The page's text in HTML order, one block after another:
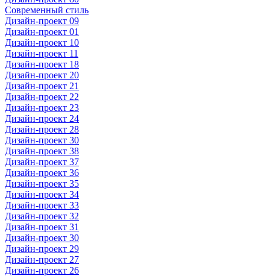
Современный стиль
Дизайн-проект 09
Дизайн-проект 01
Дизайн-проект 10
Дизайн-проект 11
Дизайн-проект 18
Дизайн-проект 20
Дизайн-проект 21
Дизайн-проект 22
Дизайн-проект 23
Дизайн-проект 24
Дизайн-проект 28
Дизайн-проект 30
Дизайн-проект 38
Дизайн-проект 37
Дизайн-проект 36
Дизайн-проект 35
Дизайн-проект 34
Дизайн-проект 33
Дизайн-проект 32
Дизайн-проект 31
Дизайн-проект 30
Дизайн-проект 29
Дизайн-проект 27
Дизайн-проект 26